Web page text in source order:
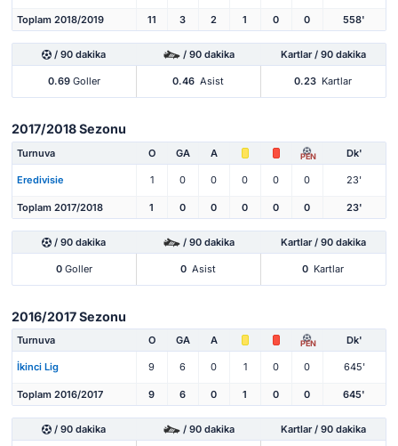
Toplam 2018/2019 11 3 2 1 0 0 558'
/ 90 dakika / 90 dakika Kartlar / 90 dakika
0.69Goller 0.46 Asist 0.23 Kartlar
2017/2018 Sezonu
Turnuva O GA A PEN Dk'
Eredivisie 1 0 0 0 0 0 23'
Toplam 2017/2018 1 0 0 0 0 0 23'
/ 90 dakika / 90 dakika Kartlar / 90 dakika
0Goller 0 Asist 0 Kartlar
2016/2017 Sezonu
Turnuva O GA A PEN Dk'
İkinci Lig 9 6 0 1 0 0 645'
Toplam 2016/2017 9 6 0 1 0 0 645'
/ 90 dakika / 90 dakika Kartlar / 90 dakika